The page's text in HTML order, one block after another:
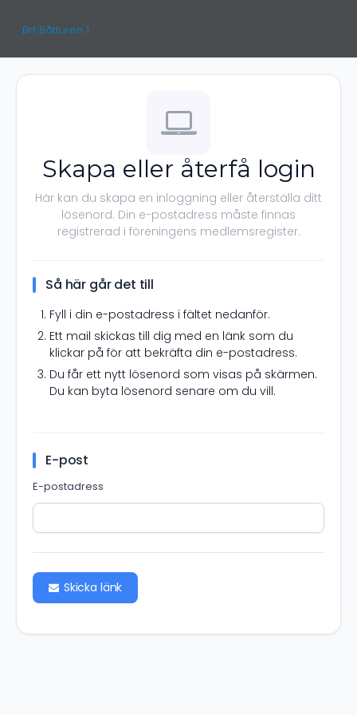
Brf Båtturen 1
Skapa eller återfå login
Här kan du skapa en inloggning eller återställa ditt
lösenord. Din e-postadress måste finnas
registrerad i föreningens medlemsregister.
Så här går det till
Fyll i din e-postadress i fältet nedanför.
Ett mail skickas till dig med en länk som du
klickar på för att bekräfta din e-postadress.
Du får ett nytt lösenord som visas på skärmen.
Du kan byta lösenord senare om du vill.
E-post
E-postadress
Skicka länk